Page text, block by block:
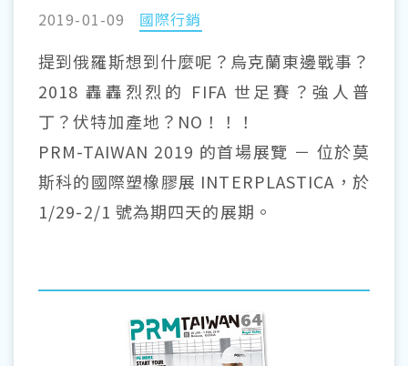
2019-01-09 國際行銷
提到俄羅斯想到什麼呢？烏克蘭東邊戰事？
2018 轟轟烈烈的 FIFA 世足賽？強人普
丁？伏特加產地？NO！！！
PRM-TAIWAN 2019 的首場展覽 － 位於莫
斯科的國際塑橡膠展 INTERPLASTICA，於
1/29-2/1 號為期四天的展期。